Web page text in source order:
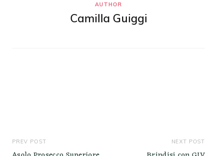
AUTHOR
Camilla Guiggi
PREV POST NEXT POST